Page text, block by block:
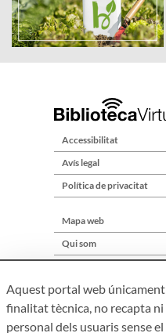
Accessibilitat
Avís legal
Política de privacitat
Mapa web
Qui som
Aquest portal web
finalitat tècnica, no recapta
personal dels usuaris sense